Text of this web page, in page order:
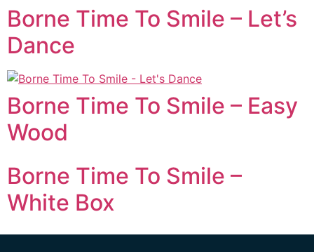
Borne Time To Smile – Let’s
Dance
Borne Time To Smile – Easy
Wood
Borne Time To Smile –
White Box